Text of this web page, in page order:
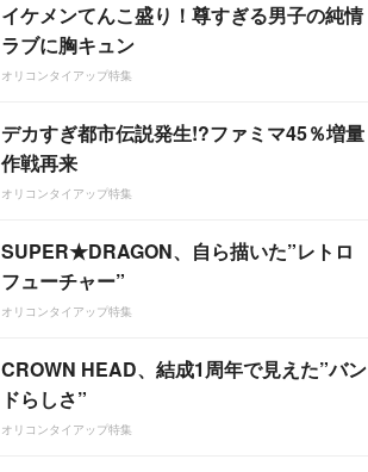
イケメンてんこ盛り！尊すぎる男子の純情
ラブに胸キュン
オリコンタイアップ特集
デカすぎ都市伝説発生!?ファミマ45％増量
作戦再来
オリコンタイアップ特集
SUPER★DRAGON、自ら描いた”レトロ
フューチャー”
オリコンタイアップ特集
CROWN HEAD、結成1周年で見えた”バン
ドらしさ”
オリコンタイアップ特集